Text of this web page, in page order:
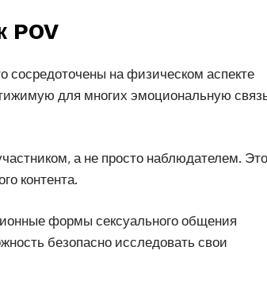
POV
сосредоточены на физическом аспекте
для многих эмоциональную
а не просто наблюдателем. Это
контента.
формы сексуального общения
безопасно исследовать свои